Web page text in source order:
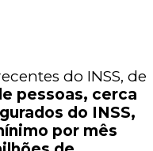
do INSS, de
pessoas, cerca
do INSS,
por mês